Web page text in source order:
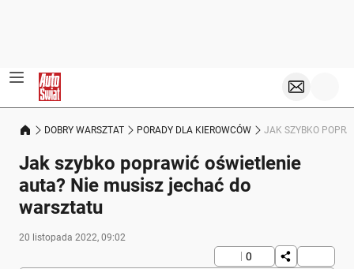
DOBRY WARSZTAT PORADY DLA KIEROWCÓW JAK SZYBKO
Jak szybko poprawić oświetlenie
auta? Nie musisz jechać do
warsztatu
20 listopada 2022, 09:02
0